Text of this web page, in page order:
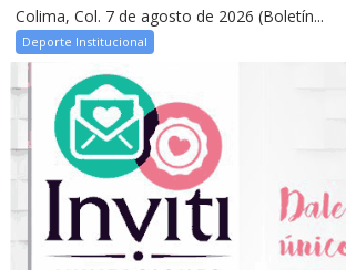
Colima, Col. 7 de agosto de 2026 (Boletín...
Deporte Institucional